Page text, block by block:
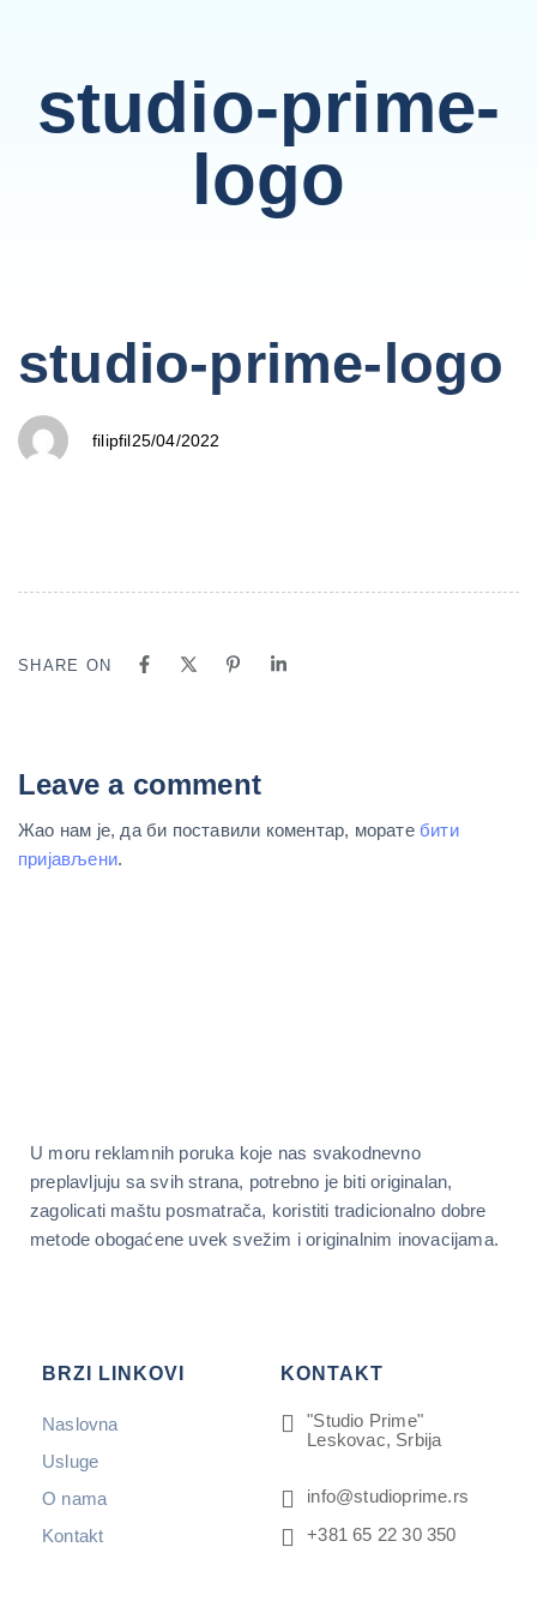
studio-prime-
logo
IN:
studio-prime-logo
filipfil
on:
25/04/2022
SHARE ON
Leave a comment
Жао нам је, да би поставили коментар, морате бити
пријављени.
U moru reklamnih poruka koje nas svakodnevno
preplavljuju sa svih strana, potrebno je biti originalan,
zagolicati maštu posmatrača, koristiti tradicionalno dobre
metode obogaćene uvek svežim i originalnim inovacijama.
BRZI LINKOVI
Naslovna
Usluge
O nama
Kontakt
KONTAKT
"Studio Prime"
Leskovac, Srbija
info@studioprime.rs
+381 65 22 30 350